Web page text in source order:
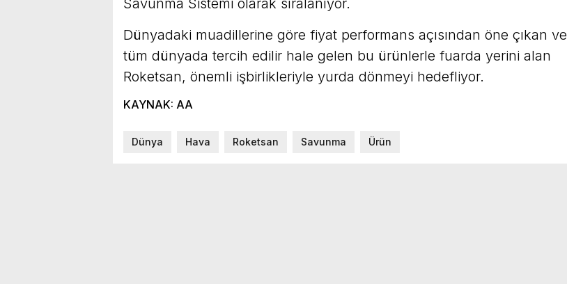
Dünyadaki muadillerine göre fiyat performans açısından öne çıkan ve
tüm dünyada tercih edilir hale gelen bu ürünlerle fuarda yerini alan
Roketsan, önemli işbirlikleriyle yurda dönmeyi hedefliyor.
KAYNAK: AA
Dünya Hava Roketsan Savunma Ürün